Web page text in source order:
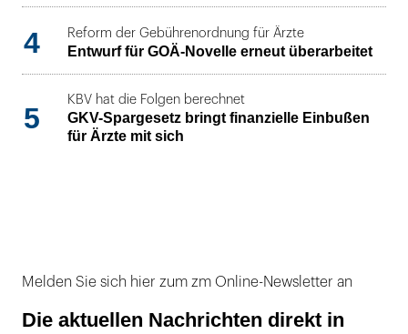
4 Reform der Gebührenordnung für Ärzte
Entwurf für GOÄ-Novelle erneut überarbeitet
5
KBV hat die Folgen berechnet
GKV-Spargesetz bringt finanzielle Einbußen
für Ärzte mit sich
Melden Sie sich hier zum zm Online-Newsletter an
Die aktuellen Nachrichten direkt in